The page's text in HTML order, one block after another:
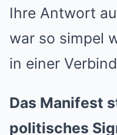
Ihre Antwort
war so simpel
in einer
Das Manifest
politisches